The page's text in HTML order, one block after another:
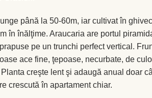
până la 50-60m, iar cultivat în
în înălţime. Araucaria are portul
pe un trunchi perfect vertical.
ace fine, ţepoase, necurbate, de
creşte lent şi adaugă anual doar
crescută în apartament chiar.